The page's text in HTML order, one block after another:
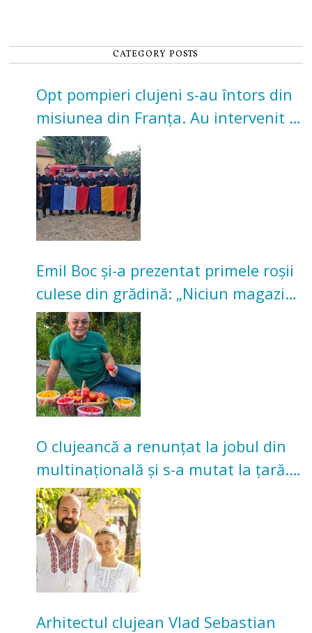
CATEGORY POSTS
Opt pompieri clujeni s-au întors din
misiunea din Franța. Au intervenit la
incendii de vegetație și pădure
Emil Boc și-a prezentat primele roșii
culese din grădină: „Niciun magazin
nu poate oferi această satisfacție”
O clujeancă a renunțat la jobul din
multinațională și s-a mutat la țară.
Acum cultivă legume în grădina
bunicilor
Arhitectul clujean Vlad Sebastian